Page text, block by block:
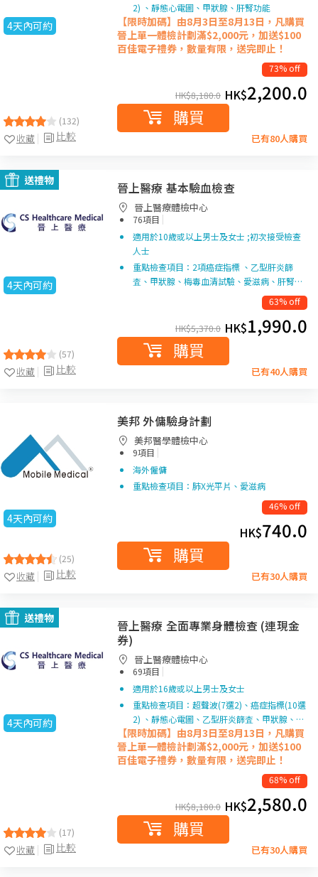
4天內可約
(132)
比較
收藏
2) 、靜態心電圖、甲狀腺、肝腎功能
【限時加碼】由8月3日至8月13日，凡購買
晉上單一體檢計劃滿$2,000元，加送$100
百佳電子禮券，數量有限，送完即止！
73% off
HK$8,180.0 HK$2,200.0
購買
已有80人購買
送禮物
4天內可約
(57)
比較
收藏
晉上醫療 基本驗血檢查
晉上醫療體檢中心
76項目 |
適用於10歲或以上男士及女士 ;初次接受檢查
人士
重點檢查項目：2項癌症指標 、乙型肝炎篩
査、甲狀腺、梅毒血清試驗、愛滋病、肝腎…
63% off
HK$5,370.0 HK$1,990.0
購買
已有40人購買
4天內可約
(25)
比較
收藏
美邦 外傭驗身計劃
美邦醫學體檢中心
9項目 |
海外僱傭
重點檢查項目：肺X光平片、愛滋病
46% off
HK$740.0
購買
已有30人購買
送禮物
4天內可約
(17)
比較
收藏
晉上醫療 全面專業身體檢查 (連現金
券)
晉上醫療體檢中心
69項目 |
適用於16歲或以上男士及女士
重點檢查項目：超聲波(7選2)、癌症指標(10選
2) 、靜態心電圖、乙型肝炎篩査、甲狀腺、…
【限時加碼】由8月3日至8月13日，凡購買
晉上單一體檢計劃滿$2,000元，加送$100
百佳電子禮券，數量有限，送完即止！
68% off
HK$8,180.0 HK$2,580.0
購買
已有30人購買